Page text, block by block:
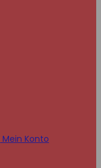
Mein Konto